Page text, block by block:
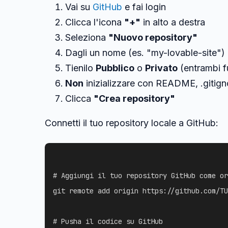
Vai su GitHub e fai login
Clicca l'icona "+" in alto a destra
Seleziona "Nuovo repository"
Dagli un nome (es. "my-lovable-site")
Tienilo Pubblico o Privato (entrambi
Non inizializzare con README,
Clicca "Crea repository"
Connetti il tuo repository locale a GitHub:
# Aggiungi il tuo repository GitHub come
git remote add origin https://github.com/TUO-
# Pusha il codice su GitHub